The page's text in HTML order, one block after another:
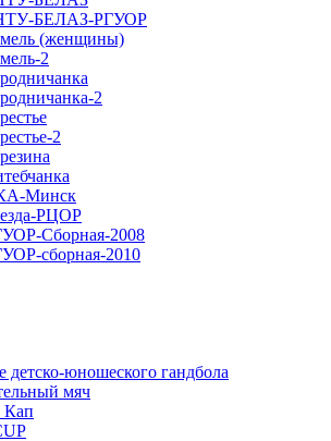
БЕЛАЗ-РГУОР
(женщины)
2
2
2
Минск
РЦОР
Сборная-2008
сборная-2010
детско-юношеского гандбола
мяч
Кап